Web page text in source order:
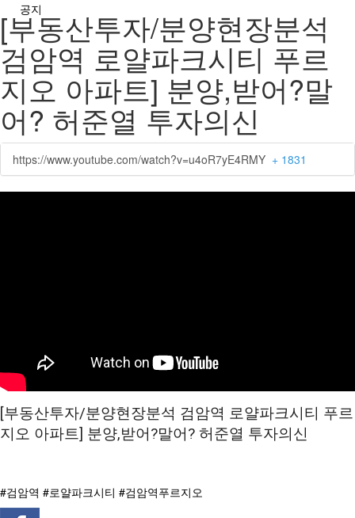
공지
[부동산투자/분양현장분석
검암역 로얄파크시티 푸르
지오 아파트] 분양,받어?말
어? 허준열 투자의신
https://www.youtube.com/watch?v=u4oR7yE4RMY + 1831
[부동산투자/분양현장분석 검암역 로얄파크시티 푸르
지오 아파트] 분양,받어?말어? 허준열 투자의신
#검암역 #로얄파크시티 #검암역푸르지오